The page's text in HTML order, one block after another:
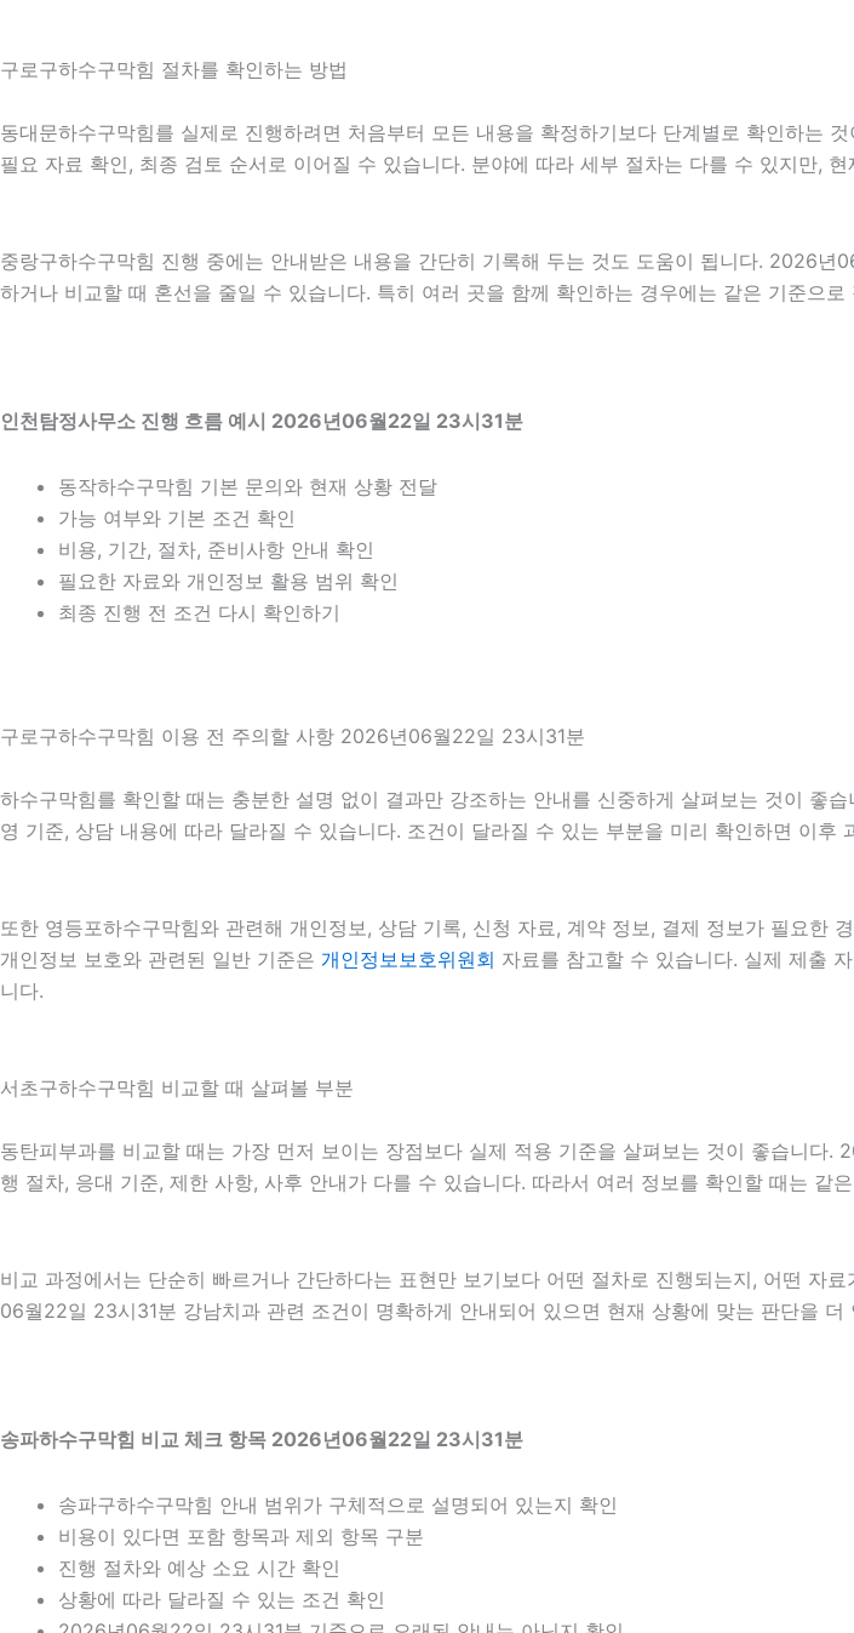
구로구하수구막힘 절차를 확인하는 방법
동대문하수구막힘를 실제로 진행하려면 처음부터 모든 내용을 확정하기보다 단계별로 확인하는
필요 자료 확인, 최종 검토 순서로 이어질 수 있습니다. 분야에 따라 세부 절차는 다를 수 있지만,
중랑구하수구막힘 진행 중에는 안내받은 내용을 간단히 기록해 두는 것도 도움이 됩니다. 2026
하거나 비교할 때 혼선을 줄일 수 있습니다. 특히 여러 곳을 함께 확인하는 경우에는 같은 기준으로
인천탐정사무소 진행 흐름 예시 2026년06월22일 23시31분
동작하수구막힘 기본 문의와 현재 상황 전달
가능 여부와 기본 조건 확인
비용, 기간, 절차, 준비사항 안내 확인
필요한 자료와 개인정보 활용 범위 확인
최종 진행 전 조건 다시 확인하기
구로구하수구막힘 이용 전 주의할 사항 2026년06월22일 23시31분
하수구막힘를 확인할 때는 충분한 설명 없이 결과만 강조하는 안내를 신중하게 살펴보는 것이
영 기준, 상담 내용에 따라 달라질 수 있습니다. 조건이 달라질 수 있는 부분을 미리 확인하면 이후
또한 영등포하수구막힘와 관련해 개인정보, 상담 기록, 신청 자료, 계약 정보, 결제 정보가 필요
개인정보 보호와 관련된 일반 기준은 개인정보보호위원회 자료를 참고할 수 있습니다. 실제 제출
니다.
서초구하수구막힘 비교할 때 살펴볼 부분
동탄피부과를 비교할 때는 가장 먼저 보이는 장점보다 실제 적용 기준을 살펴보는 것이 좋습니
행 절차, 응대 기준, 제한 사항, 사후 안내가 다를 수 있습니다. 따라서 여러 정보를 확인할 때는 같
비교 과정에서는 단순히 빠르거나 간단하다는 표현만 보기보다 어떤 절차로 진행되는지, 어떤 자
06월22일 23시31분 강남치과 관련 조건이 명확하게 안내되어 있으면 현재 상황에 맞는 판단을 더
송파하수구막힘 비교 체크 항목 2026년06월22일 23시31분
송파구하수구막힘 안내 범위가 구체적으로 설명되어 있는지 확인
비용이 있다면 포함 항목과 제외 항목 구분
진행 절차와 예상 소요 시간 확인
상황에 따라 달라질 수 있는 조건 확인